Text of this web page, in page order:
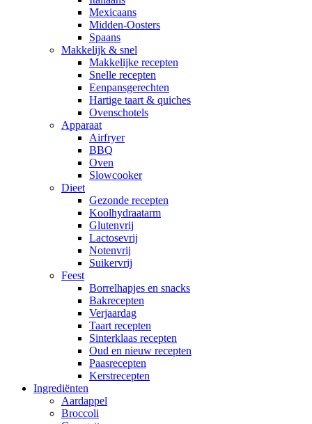
Mexicaans
Midden-Oosters
Spaans
Makkelijk & snel
Makkelijke recepten
Snelle recepten
Eenpansgerechten
Hartige taart & quiches
Ovenschotels
Apparaat
Airfryer
BBQ
Oven
Slowcooker
Dieet
Gezonde recepten
Koolhydraatarm
Glutenvrij
Lactosevrij
Notenvrij
Suikervrij
Feest
Borrelhapjes en snacks
Bakrecepten
Verjaardag
Taart recepten
Sinterklaas recepten
Oud en nieuw recepten
Paasrecepten
Kerstrecepten
Ingrediënten
Aardappel
Broccoli